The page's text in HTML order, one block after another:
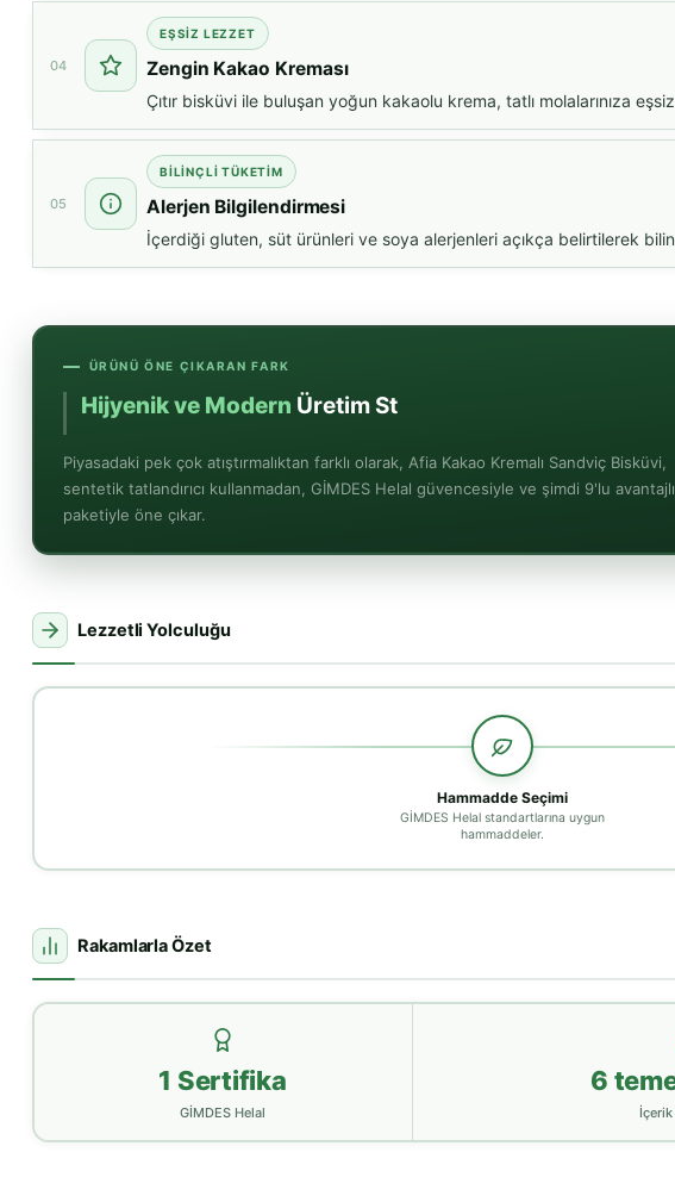
04
EŞSIZ LEZZET
Zengin Kakao Kreması
Çıtır bisküvi ile buluşan yoğun kakaolu krema, tatlı molalarınıza
05
BILINÇLI TÜKETIM
Alerjen Bilgilendirmesi
İçerdiği gluten, süt ürünleri ve soya alerjenleri açıkça belirtilerek
ÜRÜNÜ ÖNE ÇIKARAN FARK
Hijyenik ve Modern Üretim Standartları
Piyasadaki pek çok atıştırmalıktan farklı olarak, Afia Kakao Kremalı Sandviç Bisküvi,
sentetik tatlandırıcı kullanmadan, GİMDES Helal güvencesiyle ve şimdi 9'lu avantajlı
paketiyle öne çıkar.
Lezzetli Yolculuğu
Hammadde Seçimi
GİMDES Helal standartlarına uygun
hammaddeler.
Rakamlarla Özet
1 Sertifika
GİMDES Helal
6